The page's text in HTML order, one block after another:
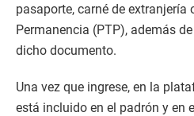
pasaporte, carné de extranjería
Permanencia (PTP), además
dicho documento.
Una vez que ingrese, en la
está incluido en el padrón y en